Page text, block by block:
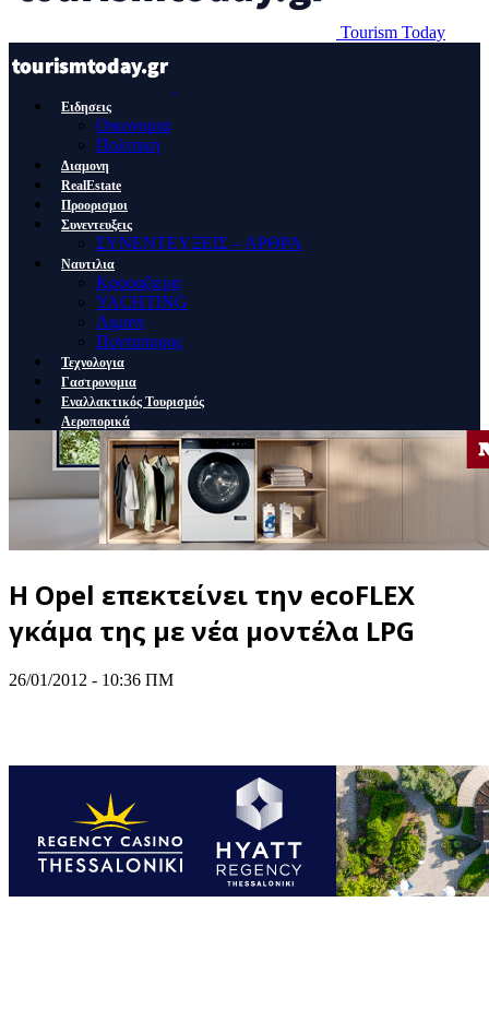
Tourism Today
Ειδησεις
Οικονομια
Πολιτικη
Διαμονη
RealEstate
Προορισμοι
Συνεντευξεις
ΣΥΝΕΝΤΕΥΞΕΙΣ – ΑΡΘΡΑ
Ναυτιλια
Κρουαζιερα
YACHTING
Λιμανι
Ποντοπορος
Τεχνολογια
Γαστρονομια
Εναλλακτικός Τουρισμός
Αεροπορικά
Η Opel επεκτείνει την ecoFLEX
γκάμα της με νέα μοντέλα LPG
26/01/2012 - 10:36 ΠΜ